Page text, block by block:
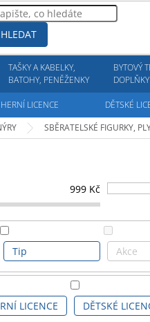
HLEDAT
TAŠKY A KABELKY,
BATOHY, PENĚŽENKY
BYTOVÝ
HERNÍ LICENCE DĚTSKÉ
SBĚRATELSKÉ FIGURKY,
999 Kč
Tip Akce
LICENCE DĚTSKÉ